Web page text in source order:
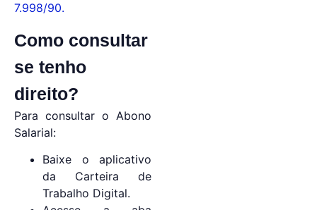
7.998/90.
Como consultar
se tenho
direito?
Para consultar o Abono
Salarial:
Baixe o aplicativo
da Carteira de
Trabalho Digital.